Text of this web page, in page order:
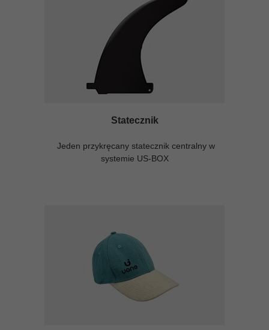
Statecznik
Jeden przykręcany statecznik centralny w
systemie US-BOX